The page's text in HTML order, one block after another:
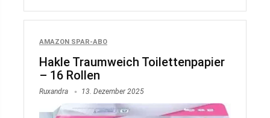
AMAZON SPAR-ABO
Hakle Traumweich Toilettenpapier
– 16 Rollen
Ruxandra 13. Dezember 2025